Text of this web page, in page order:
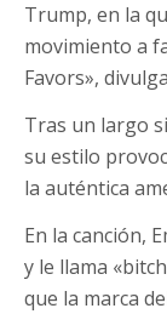
Trump, en la
movimiento a
Favors»,
Tras un largo
su estilo
la auténtica
En la canción,
y le llama
que la marca